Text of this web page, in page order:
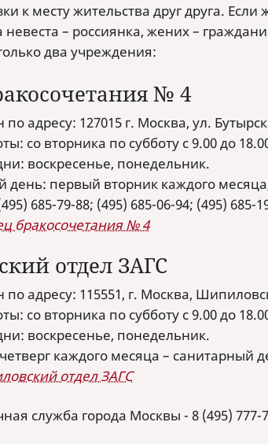
к месту жительства друг друга.
невеста – россиянка, жених –
два учреждения:
№ 4
адресу: 127015 г. Москва, ул.
со вторника по субботу с 9.00 до
воскресенье, понедельник.
день: первый вторник каждого
685-79-88; (495) 685-06-94; (495) 685-
бракосочетания № 4
отдел ЗАГС
по адресу: 115551, г. Москва,
со вторника по субботу с 9.00 до
воскресенье, понедельник.
каждого месяца – санитарный
отдел ЗАГС
служба города Москвы - 8 (495) 777-